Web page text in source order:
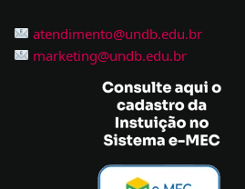
atendimento@undb.edu.br
marketing@undb.edu.br